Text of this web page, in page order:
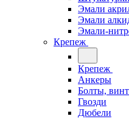
Эмали
Эмали
Эмали-
Крепеж
Крепеж
Анкеры
Болты,
Гвозди
Дюбели